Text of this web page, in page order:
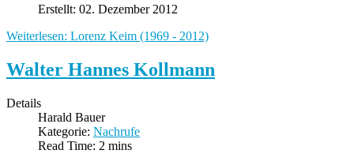
Erstellt: 02. Dezember 2012
Weiterlesen: Lorenz Keim (1969 - 2012)
Walter Hannes Kollmann
Details
Harald Bauer
Kategorie: Nachrufe
Read Time: 2 mins